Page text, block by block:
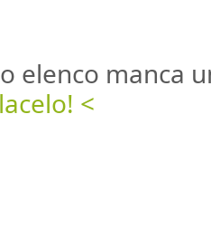
elenco manca
<